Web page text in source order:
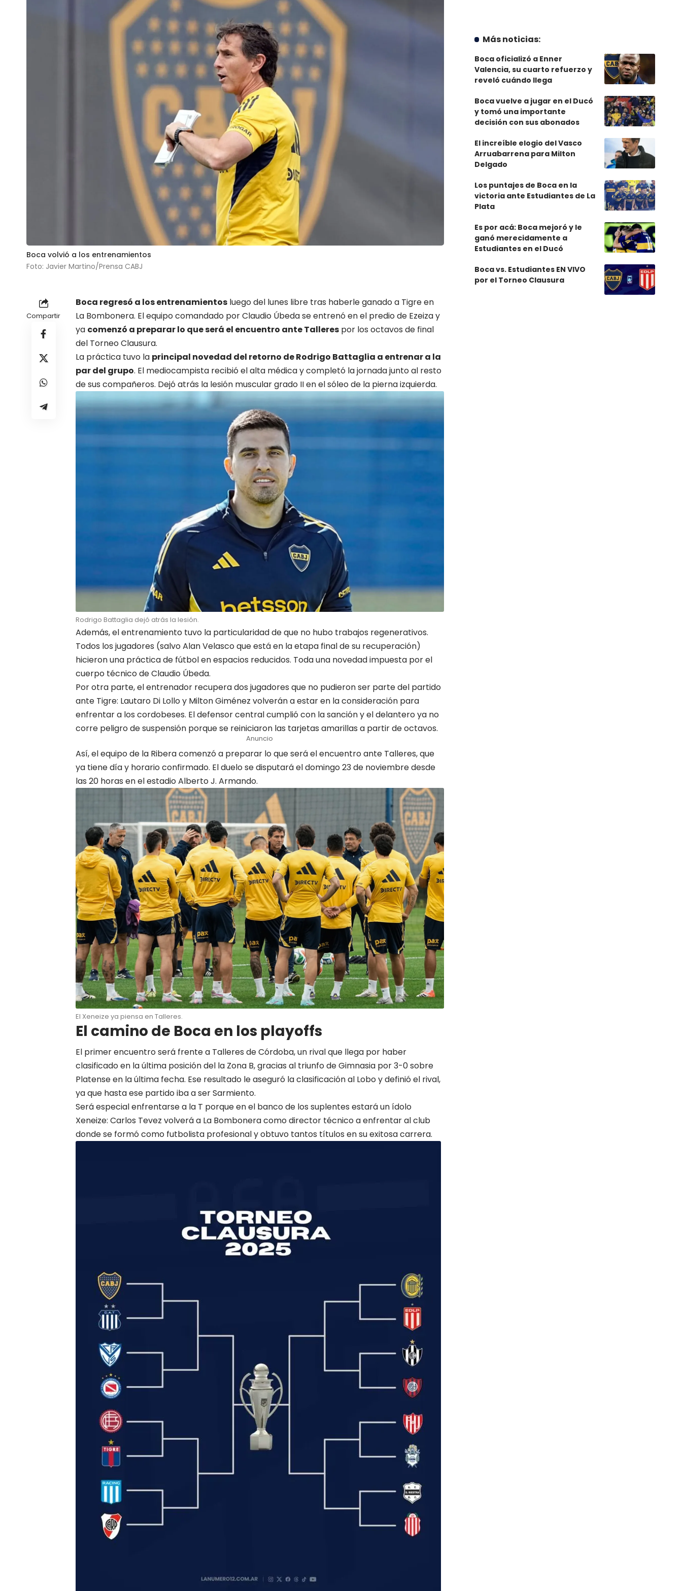
Boca volvió a los entrenamientos
Foto: Javier Martino/Prensa CABJ
Compartir
Boca regresó a los entrenamientos luego del lunes libre tras haberle ganado a Tigre en
La Bombonera. El equipo comandado por Claudio Úbeda se entrenó en el predio de Ezeiza y
ya comenzó a preparar lo que será el encuentro ante Talleres por los octavos de final
del Torneo Clausura.
La práctica tuvo la principal novedad del retorno de Rodrigo Battaglia a entrenar a la
par del grupo. El mediocampista recibió el alta médica y completó la jornada junto al resto
de sus compañeros. Dejó atrás la lesión muscular grado II en el sóleo de la pierna izquierda.
Rodrigo Battaglia dejó atrás la lesión.
Además, el entrenamiento tuvo la particularidad de que no hubo trabajos regenerativos.
Todos los jugadores (salvo Alan Velasco que está en la etapa final de su recuperación)
hicieron una práctica de fútbol en espacios reducidos. Toda una novedad impuesta por el
cuerpo técnico de Claudio Úbeda.
Por otra parte, el entrenador recupera dos jugadores que no pudieron ser parte del partido
ante Tigre: Lautaro Di Lollo y Milton Giménez volverán a estar en la consideración para
enfrentar a los cordobeses. El defensor central cumplió con la sanción y el delantero ya no
corre peligro de suspensión porque se reiniciaron las tarjetas amarillas a partir de octavos.
Anuncio
Así, elequipo de la Riberacomenzó a preparar lo que será el encuentro ante Talleres, que
ya tiene día y horario confirmado. El duelo se disputará el domingo 23 de noviembre desde
las 20 horas en el estadio Alberto J. Armando.
El Xeneize ya piensa en Talleres.
El camino de Boca en los playoffs
El primer encuentro será frente a Talleres de Córdoba, un rival que llega por haber
clasificado en la última posición del la Zona B, gracias al triunfo de Gimnasia por 3-0 sobre
Platense en la última fecha. Ese resultado le aseguró la clasificación al Lobo y definió el rival,
ya que hasta ese partido iba a ser Sarmiento.
Será especial enfrentarse a la T porque en el banco de los suplentes estará un ídolo
Xeneize: Carlos Tevez volverá a La Bombonera como director técnico a enfrentar al club
donde se formó como futbolista profesional y obtuvo tantos títulos en su exitosa carrera.
Más noticias:
Boca oficializó a Enner
Valencia, su cuarto refuerzo y
reveló cuándo llega
Boca vuelve a jugar en el Ducó
y tomó una importante
decisión con sus abonados
El increíble elogio del Vasco
Arruabarrena para Milton
Delgado
Los puntajes de Boca en la
victoria ante Estudiantes de La
Plata
Es por acá: Boca mejoró y le
ganó merecidamente a
Estudiantes en el Ducó
Boca vs. Estudiantes EN VIVO
por el Torneo Clausura